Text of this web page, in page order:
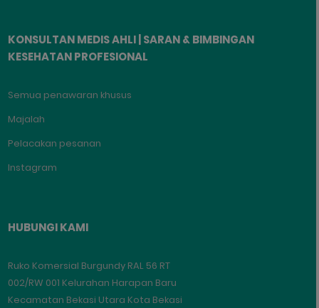
KONSULTAN MEDIS AHLI | SARAN & BIMBINGAN
KESEHATAN PROFESIONAL
Semua penawaran khusus
Majalah
Pelacakan pesanan
Instagram
HUBUNGI KAMI
Ruko Komersial Burgundy RAL 56 RT
002/RW 001 Kelurahan Harapan Baru
Kecamatan Bekasi Utara Kota Bekasi